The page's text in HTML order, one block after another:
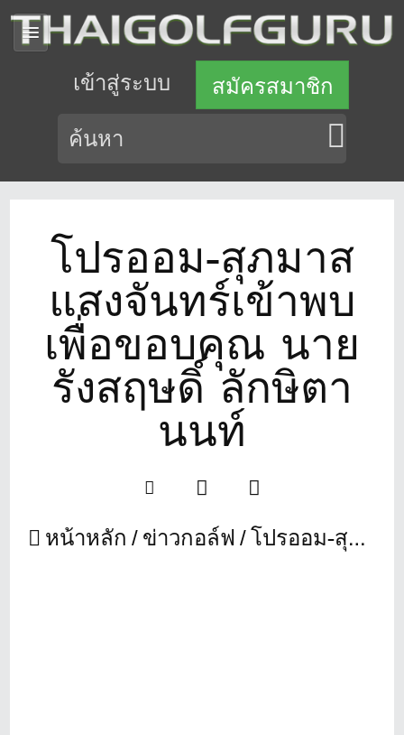
เข้าสู่ระบบ สมัครสมาชิก
โปรออม-สุภมาส
แสงจันทร์เข้าพบ
เพื่อขอบคุณ นาย
รังสฤษดิ์ ลักษิตา
นนท์
หน้าหลัก ข่าวกอล์ฟ โปรออม-สุภมาส แสงจันทร์เข้าพบเพื่อขอบคุณ นายรังสฤษดิ์ ลักษิตานนท์